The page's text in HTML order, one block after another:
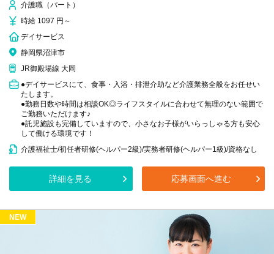
介護職（パート）
時給 1097 円～
デイサービス
静岡県沼津市
JR御殿場線 大岡
●デイサービスにて、食事・入浴・排泄介助など介護業務全般をお任せい
たします。
●勤務日数や時間は相談OK◎ライフスタイルに合わせて無理のない範囲で
ご勤務いただけます♪
●託児施設も完備していますので、小さなお子様がいらっしゃる方も安心
して働ける環境です！
介護福祉士/初任者研修(ヘルパー2級)/実務者研修(ヘルパー1級)/資格なし
詳細を見る 応募画面へ進む
NEW